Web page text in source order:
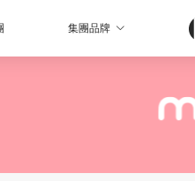
集團品牌